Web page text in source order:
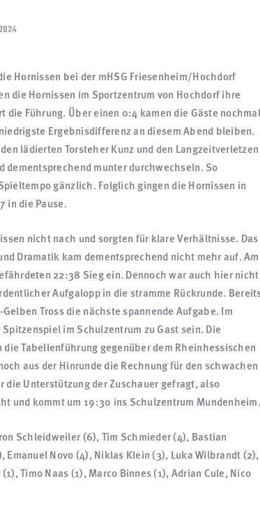
Hornissen bei der mHSG Friesenheim/Hochdorf
die Hornissen im Sportzentrum von Hochdorf ihre
die Führung. Über einen 0:4 kamen die Gäste nochmal
Ergebnisdifferenz an diesem Abend bleiben.
lädierten Torsteher Kunz und den Langzeitverletzen
munter durchwechseln. So
gänzlich. Folglich gingen die Hornissen in
in die Pause.
nicht nach und sorgten für klare Verhältnisse. Das
Dramatik kam dementsprechend nicht mehr auf. Am
22:38 Sieg ein. Dennoch war auch hier nicht
Aufgalopp in die stramme Rückrunde.
Tross die nächste spannende Aufgabe. Im
im Schulzentrum zu Gast sein. Die
Tabellenführung gegenüber dem Rheinhessischen
aus der Hinrunde die Rechnung für den schwachen
Unterstützung der Zuschauer gefragt, also
und kommt um 19:30 ins Schulzentrum Mundenheim.
Schleidweiler (6), Tim Schmieder (4), Bastian
Novo (4), Niklas Klein (3), Luka Wilbrandt (2),
Timo Naas (1), Marco Binnes (1), Adrian Cule, Nico